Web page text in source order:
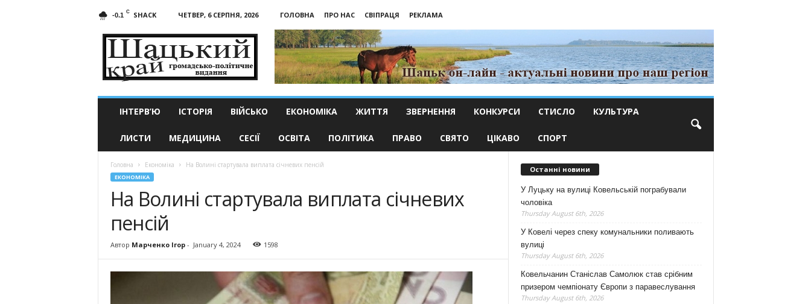
-0.1 C SHACK ЧЕТВЕР, 6 СЕРПНЯ, 2026 ГОЛОВНА ПРО НАС СВІПРАЦЯ
РЕКЛАМА
край
ІНТЕРВ’Ю ІСТОРІЯ ВІЙСЬКО ЕКОНОМІКА ЖИТТЯ ЗВЕРНЕННЯ КОНКУРСИ СТИСЛО КУЛЬТУРА
ЛИСТИ МЕДИЦИНА СЕСІЇ ОСВІТА ПОЛІТИКА ПРАВО СВЯТО ЦІКАВО СПОРТ
Головна Економіка На Волині стартувала виплата січневих пенсій
ЕКОНОМІКА
На Волині стартувала виплата січневих
пенсій
Автор Марченко Ігор- January 4, 2024 1598
Останні новини
У Луцьку на вулиці Ковельській пограбували
чоловіка
Thursday August 6th, 2026
У Ковелі через спеку комунальники поливають
вулиці
Thursday August 6th, 2026
Ковельчанин Станіслав Самолюк став срібним
призером чемпіонату Європи з паравеслування
Thursday August 6th, 2026